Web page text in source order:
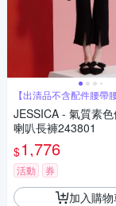
【出清品不含配件腰帶
JESSICA - 氣質素
喇叭長褲243801
$1,776
活動 券
加入購物